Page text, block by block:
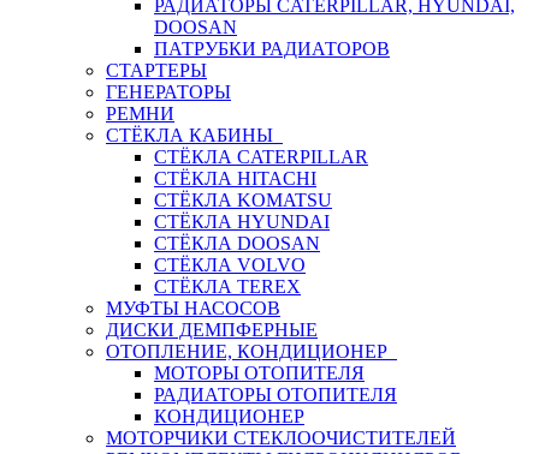
РАДИАТОРЫ CATERPILLAR, HYUNDAI,
DOOSAN
ПАТРУБКИ РАДИАТОРОВ
СТАРТЕРЫ
ГЕНЕРАТОРЫ
РЕМНИ
СТЁКЛА КАБИНЫ
СТЁКЛА CATERPILLAR
СТЁКЛА HITACHI
СТЁКЛА KOMATSU
СТЁКЛА HYUNDAI
СТЁКЛА DOOSAN
СТЁКЛА VOLVO
СТЁКЛА TEREX
МУФТЫ НАСОСОВ
ДИСКИ ДЕМПФЕРНЫЕ
ОТОПЛЕНИЕ, КОНДИЦИОНЕР
МОТОРЫ ОТОПИТЕЛЯ
РАДИАТОРЫ ОТОПИТЕЛЯ
КОНДИЦИОНЕР
МОТОРЧИКИ СТЕКЛООЧИСТИТЕЛЕЙ